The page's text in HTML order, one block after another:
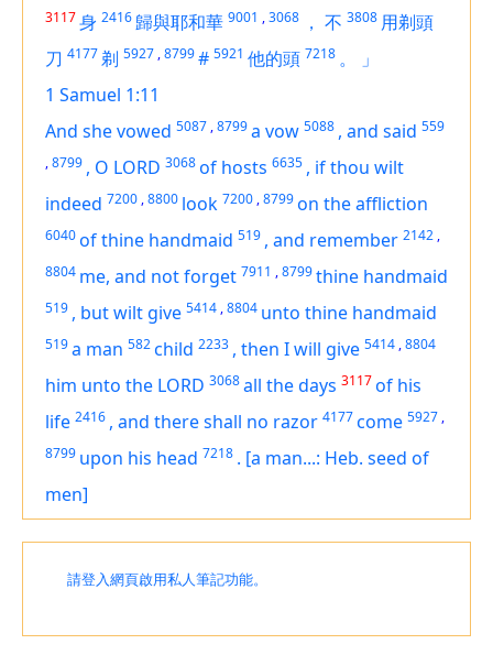
3117身 2416 歸與耶和華 9001 ,3068 ， 不 3808 用剃頭
刀 4177剃 5927 ,8799# 5921 他的頭 7218 。
」
1 Samuel 1:11
And she vowed 5087 ,8799a vow 5088 , and said 559
,8799 , O LORD 3068of hosts 6635 , if thou wilt
indeed 7200 ,8800 look 7200 ,8799on the affliction
6040of thine handmaid 519 , and remember 2142 ,
8804 me, and not forget 7911 ,8799thine handmaid
519 , but wilt give 5414 ,8804 unto thine handmaid
519a man 582child 2233 , then I will give 5414 ,8804
him unto the LORD 3068all the days 3117of his
life 2416 , and there shall no razor 4177come 5927 ,
8799 upon his head 7218 . [a man...: Heb. seed of
men]
請登入網頁啟用私人筆記功能。